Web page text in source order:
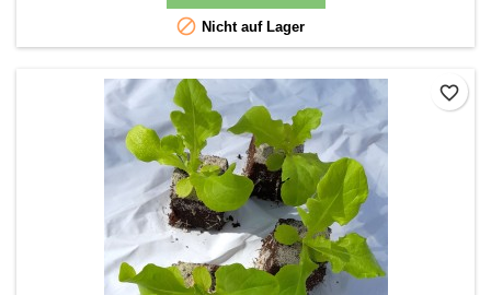
 Nicht auf Lager
favorite_border